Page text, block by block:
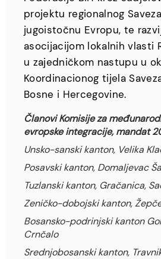
projektu regionalnog
jugoistočnu Evropu, te
asocijacijom lokalnih vlasti
u zajedničkom nastupu u
Koordinacionog tijela
Bosne i Hercegovine.
Članovi Komisije za
evropske integracije, mandat
Unsko-sanski kanton, Velika
Posavski kanton, Domaljevac
Tuzlanski kanton, Gračanica,
Zeničko-dobojski kanton,
Bosansko-podrinjski kanton
Crnčalo
Srednjobosanski kanton,